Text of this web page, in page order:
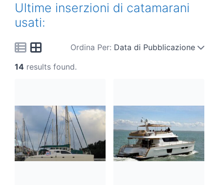
Ultime inserzioni di catamarani
usati:
Ordina Per: Data di Pubblicazione
14 results found.